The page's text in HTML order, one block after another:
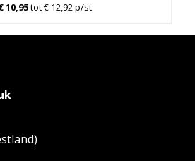
10,95tot € 12,92 p/st